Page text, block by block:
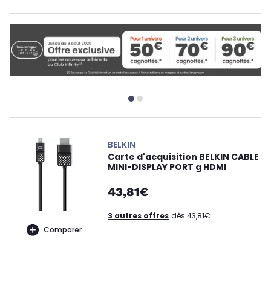
Comparer
BELKIN
Carte d'acquisition BELKIN CABLE
MINI-DISPLAY PORT g HDMI
43,81€
3 autres offres dès 43,81€